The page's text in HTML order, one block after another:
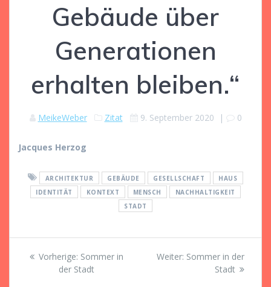
Gebäude über
Generationen
erhalten bleiben.“
MeikeWeber Zitat 9. September 2020 | 0
Jacques Herzog
ARCHITEKTUR GEBÄUDE GESELLSCHAFT
HAUS
IDENTITÄT
KONTEXT MENSCH
NACHHALTIGKEIT
STADT
Beitragsnavigation
Vorherige: Vorheriger
Beitrag:
Sommer in
der Stadt
Weiter: Nächster
Beitrag:
Sommer in der
Stadt